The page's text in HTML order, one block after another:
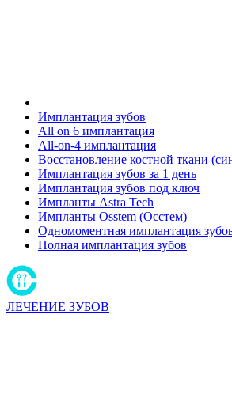
Имплантация зубов
All on 6 имплантация
All-on-4 имплантация
Восстановление костной ткани
Имплантация зубов за 1 день
Имплантация зубов под ключ
Импланты Astra Tech
Импланты Osstem (Осстем)
Одномоментная имплантация
Полная имплантация зубов
ЛЕЧЕНИЕ ЗУБОВ